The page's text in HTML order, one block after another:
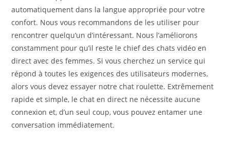
automatiquement dans la langue appropriée pour votre
confort. Nous vous recommandons de les utiliser pour
rencontrer quelqu’un d’intéressant. Nous l’améliorons
constamment pour qu’il reste le chief des chats vidéo en
direct avec des femmes. Si vous cherchez un service qui
répond à toutes les exigences des utilisateurs modernes,
alors vous devez essayer notre chat roulette. Extrêmement
rapide et simple, le chat en direct ne nécessite aucune
connexion et, d’un seul coup, vous pouvez entamer une
conversation immédiatement.